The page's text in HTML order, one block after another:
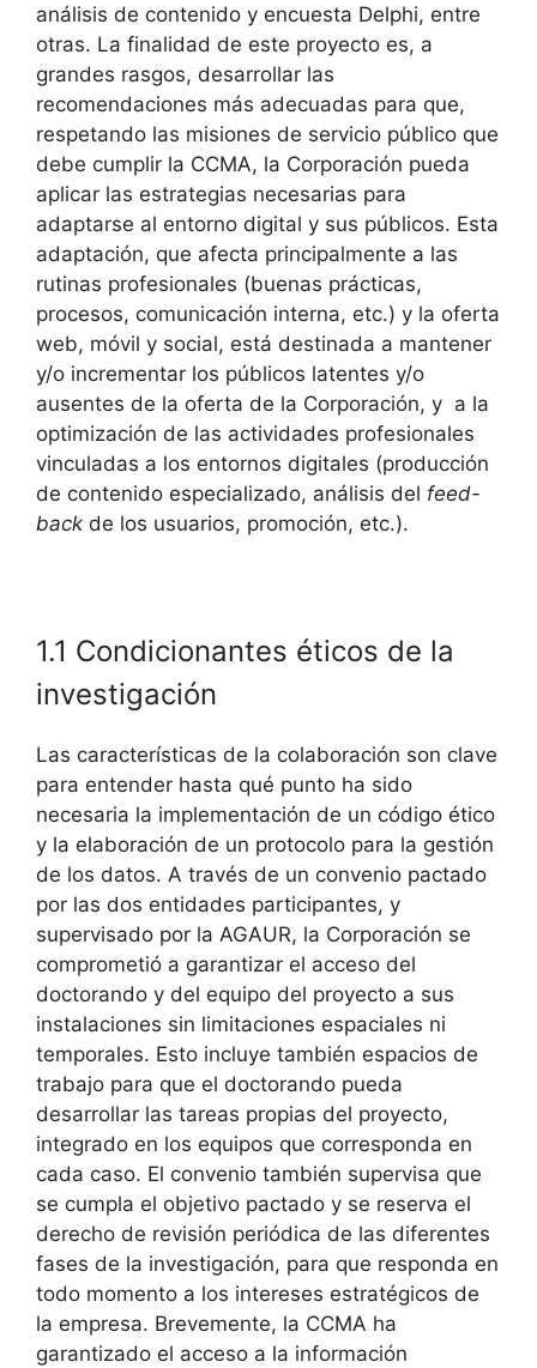
análisis de contenido y encuesta Delphi, entre
otras. La finalidad de este proyecto es, a
grandes rasgos, desarrollar las
recomendaciones más adecuadas para que,
respetando las misiones de servicio público que
debe cumplir la CCMA, la Corporación pueda
aplicar las estrategias necesarias para
adaptarse al entorno digital y sus públicos. Esta
adaptación, que afecta principalmente a las
rutinas profesionales (buenas prácticas,
procesos, comunicación interna, etc.) y la oferta
web, móvil y social, está destinada a mantener
y/o incrementar los públicos latentes y/o
ausentes de la oferta de la Corporación, y a la
optimización de las actividades profesionales
vinculadas a los entornos digitales (producción
de contenido especializado, análisis del feed-
back de los usuarios, promoción, etc.).
1.1 Condicionantes éticos de la
investigación
Las características de la colaboración son clave
para entender hasta qué punto ha sido
necesaria la implementación de un código ético
y la elaboración de un protocolo para la gestión
de los datos. A través de un convenio pactado
por las dos entidades participantes, y
supervisado por la AGAUR, la Corporación se
comprometió a garantizar el acceso del
doctorando y del equipo del proyecto a sus
instalaciones sin limitaciones espaciales ni
temporales. Esto incluye también espacios de
trabajo para que el doctorando pueda
desarrollar las tareas propias del proyecto,
integrado en los equipos que corresponda en
cada caso. El convenio también supervisa que
se cumpla el objetivo pactado y se reserva el
derecho de revisión periódica de las diferentes
fases de la investigación, para que responda en
todo momento a los intereses estratégicos de
la empresa. Brevemente, la CCMA ha
garantizado el acceso a la información